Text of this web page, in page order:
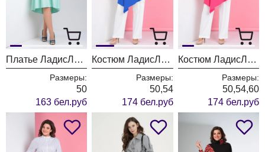
Платье ЛадисЛайн 1271 нежная мята
Размеры:
50
163 бел.руб
Костюм ЛадисЛайн 1299 василек+белый
Размеры:
50,54
174 бел.руб
Костюм ЛадисЛайн 1299 фуксия+ белый
Размеры:
50,54,60
174 бел.руб